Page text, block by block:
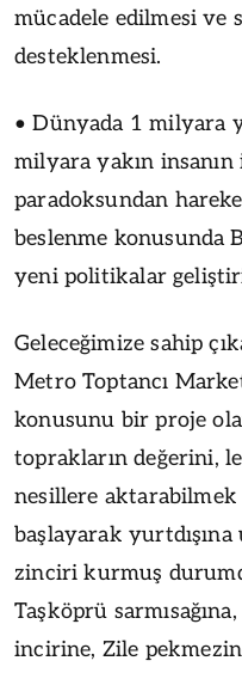
mücadele edilmesi ve
desteklenmesi.
• Dünyada 1 milyara
milyara yakın insanın
paradoksundan
beslenme konusunda
yeni politikalar
Geleceğimize sahip
Metro Toptancı
konusunu bir proje
toprakların değerini,
nesillere
başlayarak
zinciri kurmuş
Taşköprü
incirine, Zile